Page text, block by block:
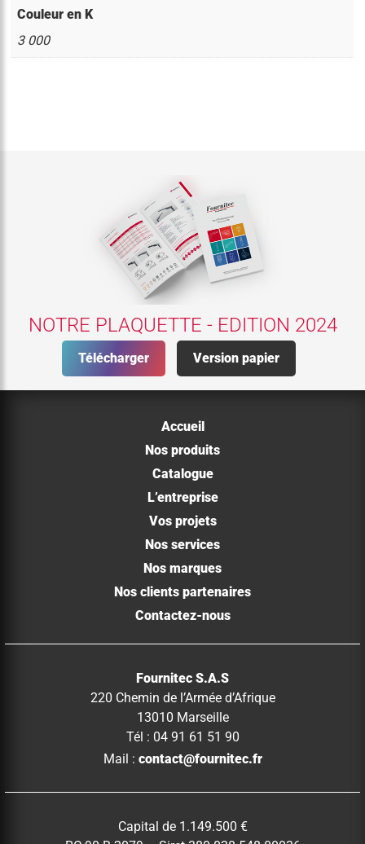
Couleur en K
3 000
NOTRE PLAQUETTE - EDITION 2024
Télécharger Version papier
Accueil
Nos produits
Catalogue
L’entreprise
Vos projets
Nos services
Nos marques
Nos clients partenaires
Contactez-nous
Fournitec S.A.S
220 Chemin de l’Armée d’Afrique
13010 Marseille
Tél : 04 91 61 51 90
Mail : contact@fournitec.fr
Capital de 1.149.500 €